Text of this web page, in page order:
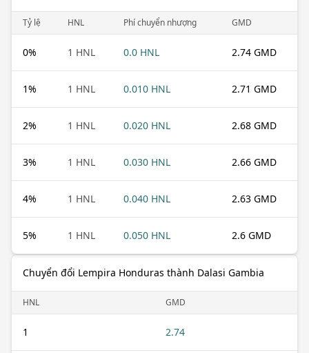
Tỷ lệ HNL Phí chuyển nhượng GMD
0% 1 HNL 0.0 HNL 2.74 GMD
1% 1 HNL 0.010 HNL 2.71 GMD
2% 1 HNL 0.020 HNL 2.68 GMD
3% 1 HNL 0.030 HNL 2.66 GMD
4% 1 HNL 0.040 HNL 2.63 GMD
5% 1 HNL 0.050 HNL 2.6 GMD
Chuyển đổi Lempira Honduras thành Dalasi Gambia
HNL GMD
1 2.74